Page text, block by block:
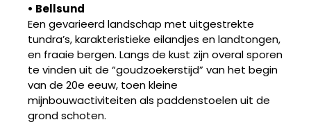
• Bellsund
Een gevarieerd landschap met uitgestrekte
tundra’s, karakteristieke eilandjes en landtongen,
en fraaie bergen. Langs de kust zijn overal sporen
te vinden uit de “goudzoekerstijd” van het begin
van de 20e eeuw, toen kleine
mijnbouwactiviteiten als paddenstoelen uit de
grond schoten.